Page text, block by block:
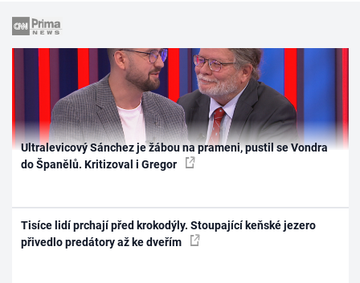
Ultralevicový Sánchez je žábou na prameni, pustil se Vondra
do Španělů. Kritizoval i Gregor
Tisíce lidí prchají před krokodýly. Stoupající keňské jezero
přivedlo predátory až ke dveřím